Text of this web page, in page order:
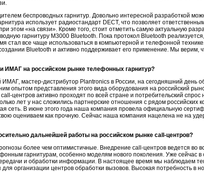
беспроводных гарнитур. Довольно интересной разработкой
использует радиостандарт DECT, что позволяет
этом «на связи». Кроме того, стоит отметить самую актуальную
гарнитуру M3000 Bluetooth. Пока протокол Bluetooth
стал все чаще использоваться в компьютерной и телефонной
Bluetooth и активно поддерживает его применение. Мы верим,
ИМАГ на российском рынке телефонных гарнитур?
ИМАГ, мастер-дистрибутор Plantronics в России, на сегодняшний день
опытом представления этого вида оборудования на российский
центров активно проходят по всей стране и потребительский спрос
лет у нас сложились партнерские отношения с рядом российских
сеть. В июне этого года наша компания провела официальную
оцениваем как прочную. Сейчас наша компания нацелена не на
дальнейшей работы на российском рынке call-центров?
более чем оптимистичные. Внедрение call-центров ведется во
гарнитурам, особенно моделям нового поколения. Уже сейчас в
и обработки информации. В настоящее время мы наблюдаем
организации центров обработки вызовов. Высокая потребность в